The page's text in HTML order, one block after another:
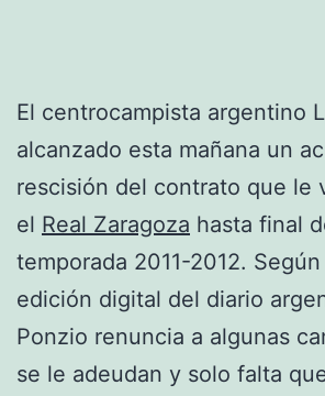
El centrocampista argentino
alcanzado esta mañana un
rescisión del contrato que le
el Real Zaragoza hasta final
temporada 2011-2012.
edición digital del diario
Ponzio renuncia a algunas
se le adeudan y solo falta